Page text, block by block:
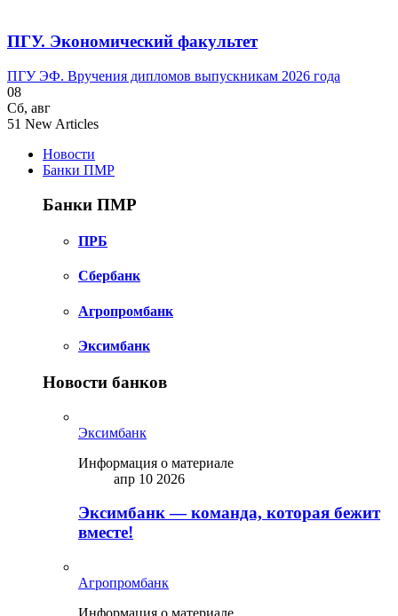
ПГУ. Экономический факультет
ПГУ ЭФ. Вручения дипломов выпускникам 2026 года
08
Сб, авг
51 New Articles
Новости
Банки ПМР
Банки ПМР
ПРБ
Сбербанк
Агропромбанк
Эксимбанк
Новости банков
Эксимбанк
Информация о материале
апр 10 2026
Эксимбанк — команда, которая бежит
вместе!
Агропромбанк